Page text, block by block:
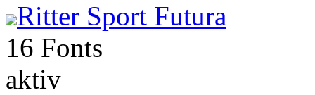
Ritter Sport Futura
16 Fonts
aktiv